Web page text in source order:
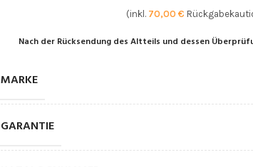
(inkl. 70,00 €
Nach der Rücksendung des Altteils und dessen
MARKE
GARANTIE